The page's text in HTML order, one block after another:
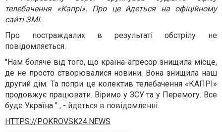
телебачення «Капрі». Про це йдеться на офіційному
сайті ЗМІ.
Про постраждалих в результаті обстрілу не
повідомляється.
"Нам боляче від того, що країна-агресор знищила місце,
де не просто створювалися новини. Вона знищила наш
другий дім. Та попри це колектив телебачення «КАПРІ»
продовжує працювати. Віримо у ЗСУ та у Перемогу. Все
буде Україна " , - йдеться в повідомленні.
HTTPS://POKROVSK24.NEWS